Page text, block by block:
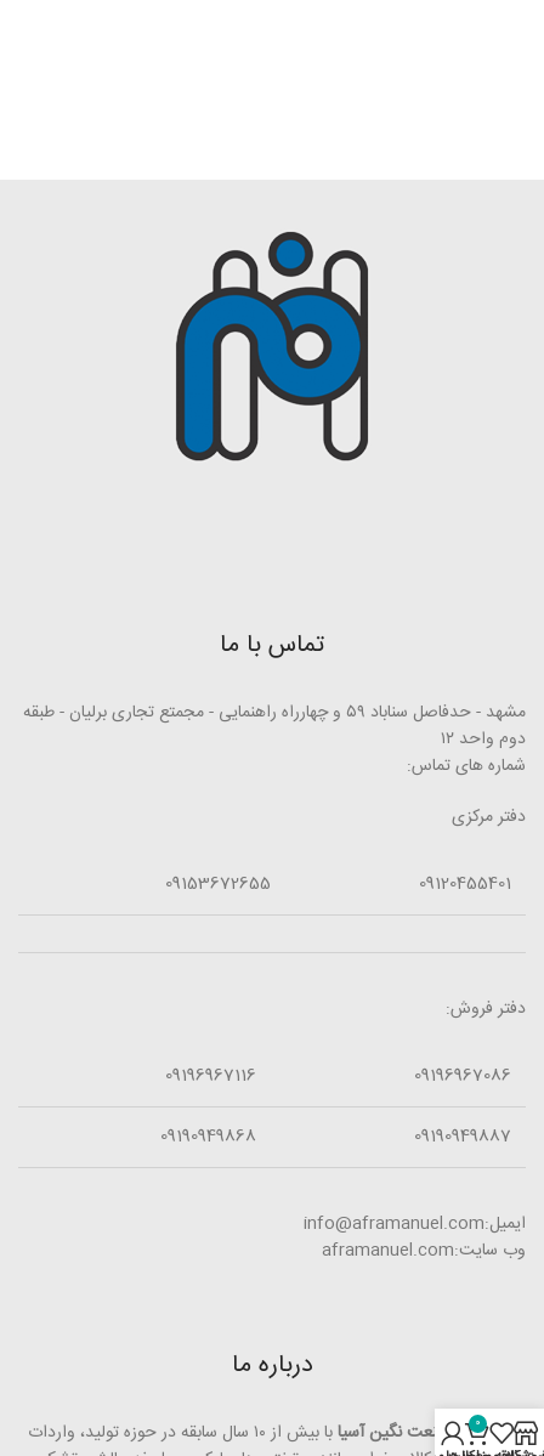
تماس با ما
مشهد - حدفاصل سناباد ۵۹ و چهارراه راهنمایی - مجمتع تجاری برلیان - طبقه
دوم واحد ۱۲
شماره های تماس:
دفتر مرکزی
09120455401
09153672655
دفتر فروش:
09196967086
09196967116
09190949887
09190949868
ایمیل:info@aframanuel.com
وب سایت:aframanuel.com
درباره ما
شرکت افرا صنعت نگین آسیا
با بیش از ۱۰ سال سابقه در حوزه تولید، واردات
0